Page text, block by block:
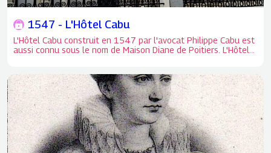
1547 - L'Hôtel Cabu
L'Hôtel Cabu construit en 1547 par l'avocat Philippe Cabu est
aussi connu sous le nom de Maison Diane de Poitiers. L'Hôtel